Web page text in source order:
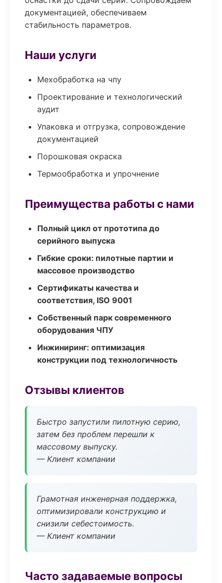
документацией, обеспечиваем
стабильность параметров.
Наши услуги
Мехобработка на чпу
Проектирование и технологический
аудит
Упаковка и отгрузка, сопровождение
документацией
Порошковая окраска
Термообработка и упрочнение
Преимущества работы с нами
Полный цикл от прототипа до
серийного выпуска
Гибкие сроки: пилотные партии и
массовое производство
Сертификаты качества и
соответствия, ISO 9001
Собственный парк современного
оборудования ЧПУ
Инжиниринг: оптимизация
конструкции под технологичность
Отзывы клиентов
Быстро запустили пилотную серию,
затем без проблем перешли к
массовому выпуску.
— Клиент компании
Грамотная инженерная поддержка,
оптимизировали конструкцию и
снизили себестоимость.
— Клиент компании
Часто задаваемые вопросы